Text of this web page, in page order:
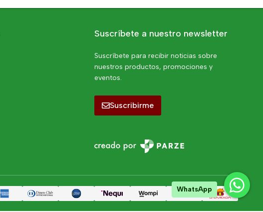
Suscríbete a nuestro newsletter
Suscríbete para recibir noticias sobre
nuestros productos, promociones y
eventos.
Suscribirme
WhatsApp